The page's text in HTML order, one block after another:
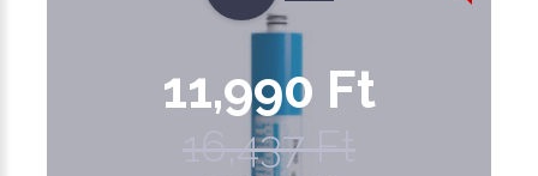
11,990 Ft
16,437 Ft